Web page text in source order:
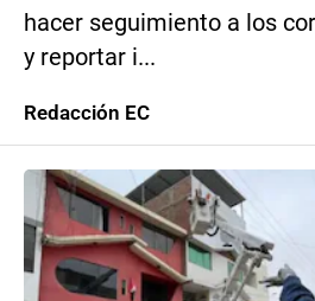
hacer seguimiento a los
y reportar i...
Redacción EC